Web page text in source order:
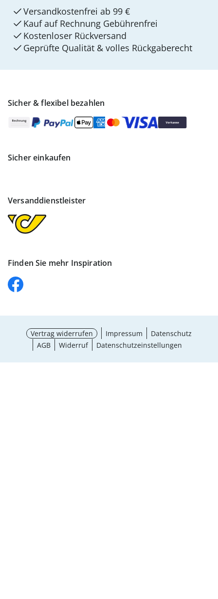
Sicher & flexibel bezahlen
Sicher einkaufen
Versanddienstleister
Finden Sie mehr Inspiration
Versandkostenfrei ab 99 €
Kauf auf Rechnung Gebührenfrei
Kostenloser Rückversand
Geprüfte Qualität & volles Rückgaberecht
Vertrag widerrufen Impressum
Datenschutz
AGB
Widerruf Datenschutzeinstellungen